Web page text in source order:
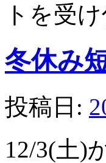
トを受
冬休み
投稿日:
12/3(土)